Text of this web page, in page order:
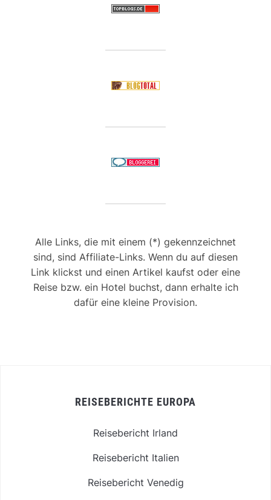
Alle Links, die mit einem (*) gekennzeichnet
sind, sind Affiliate-Links. Wenn du auf diesen
Link klickst und einen Artikel kaufst oder eine
Reise bzw. ein Hotel buchst, dann erhalte ich
dafür eine kleine Provision.
REISEBERICHTE EUROPA
Reisebericht Irland
Reisebericht Italien
Reisebericht Venedig